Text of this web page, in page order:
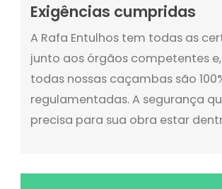
Exigências cumpridas
A Rafa Entulhos tem todas as
junto aos órgãos competentes
todas nossas caçambas são
regulamentadas. A segurança
precisa para sua obra estar